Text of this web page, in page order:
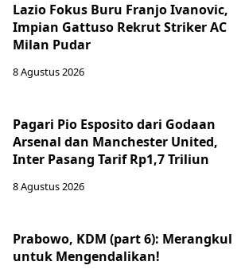
Lazio Fokus Buru Franjo Ivanovic,
Impian Gattuso Rekrut Striker AC
Milan Pudar
8 Agustus 2026
Pagari Pio Esposito dari Godaan
Arsenal dan Manchester United,
Inter Pasang Tarif Rp1,7 Triliun
8 Agustus 2026
Prabowo, KDM (part 6): Merangkul
untuk Mengendalikan!